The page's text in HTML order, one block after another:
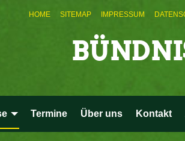
HOME SITEMAP IMPRESSUM
Termine Über uns Kontakt